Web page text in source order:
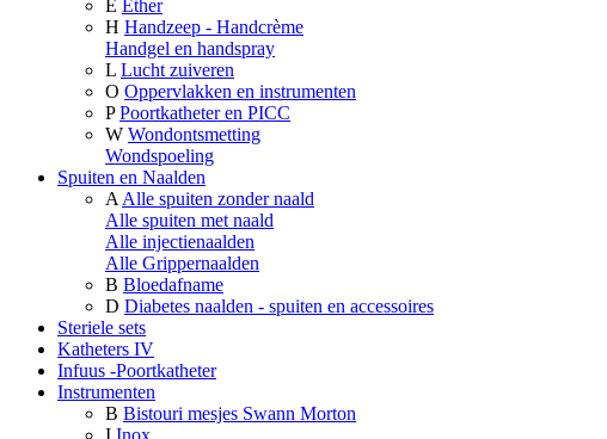
E Ether
H Handzeep - Handcrème
Handgel en handspray
L Lucht zuiveren
O Oppervlakken en instrumenten
P Poortkatheter en PICC
W Wondontsmetting
Wondspoeling
Spuiten en Naalden
A Alle spuiten zonder naald
Alle spuiten met naald
Alle injectienaalden
Alle Grippernaalden
B Bloedafname
D Diabetes naalden - spuiten en accessoires
Steriele sets
Katheters IV
Infuus -Poortkatheter
Instrumenten
B Bistouri mesjes Swann Morton